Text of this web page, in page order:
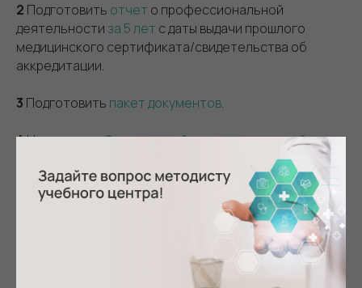
2 Подготовить отчет о профессиональной
деятельностиза 5 лет с даты выдачи прошлого
медицинского сертификата/свидетельства об
аккредитации.
3 Подготовить пакет документов.
4Направитьв Федеральный аккредитационный
. Документы подаются централизованно в
единую точку сбора – ФАЦ.
Дождаться заседания комиссии иитогового
. Как правило, проводится один раз в конце